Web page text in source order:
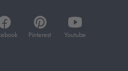
öffnet
in
Pinterest
öffnet
in
Youtube
öffnet
in